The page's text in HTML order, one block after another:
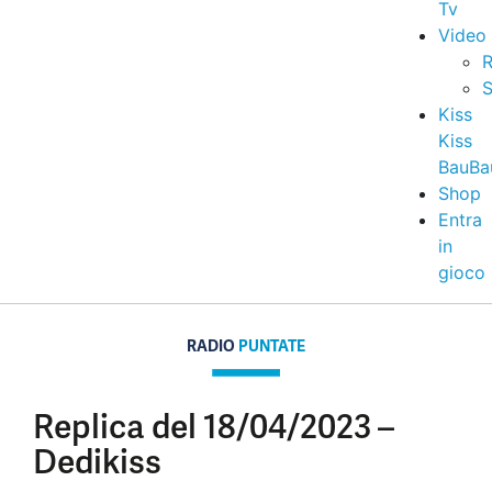
Tv
Video
Kiss
Kiss
Shop
Entra
in
gioco
RADIO PUNTATE
Replica del 18/04/2023 –
Dedikiss